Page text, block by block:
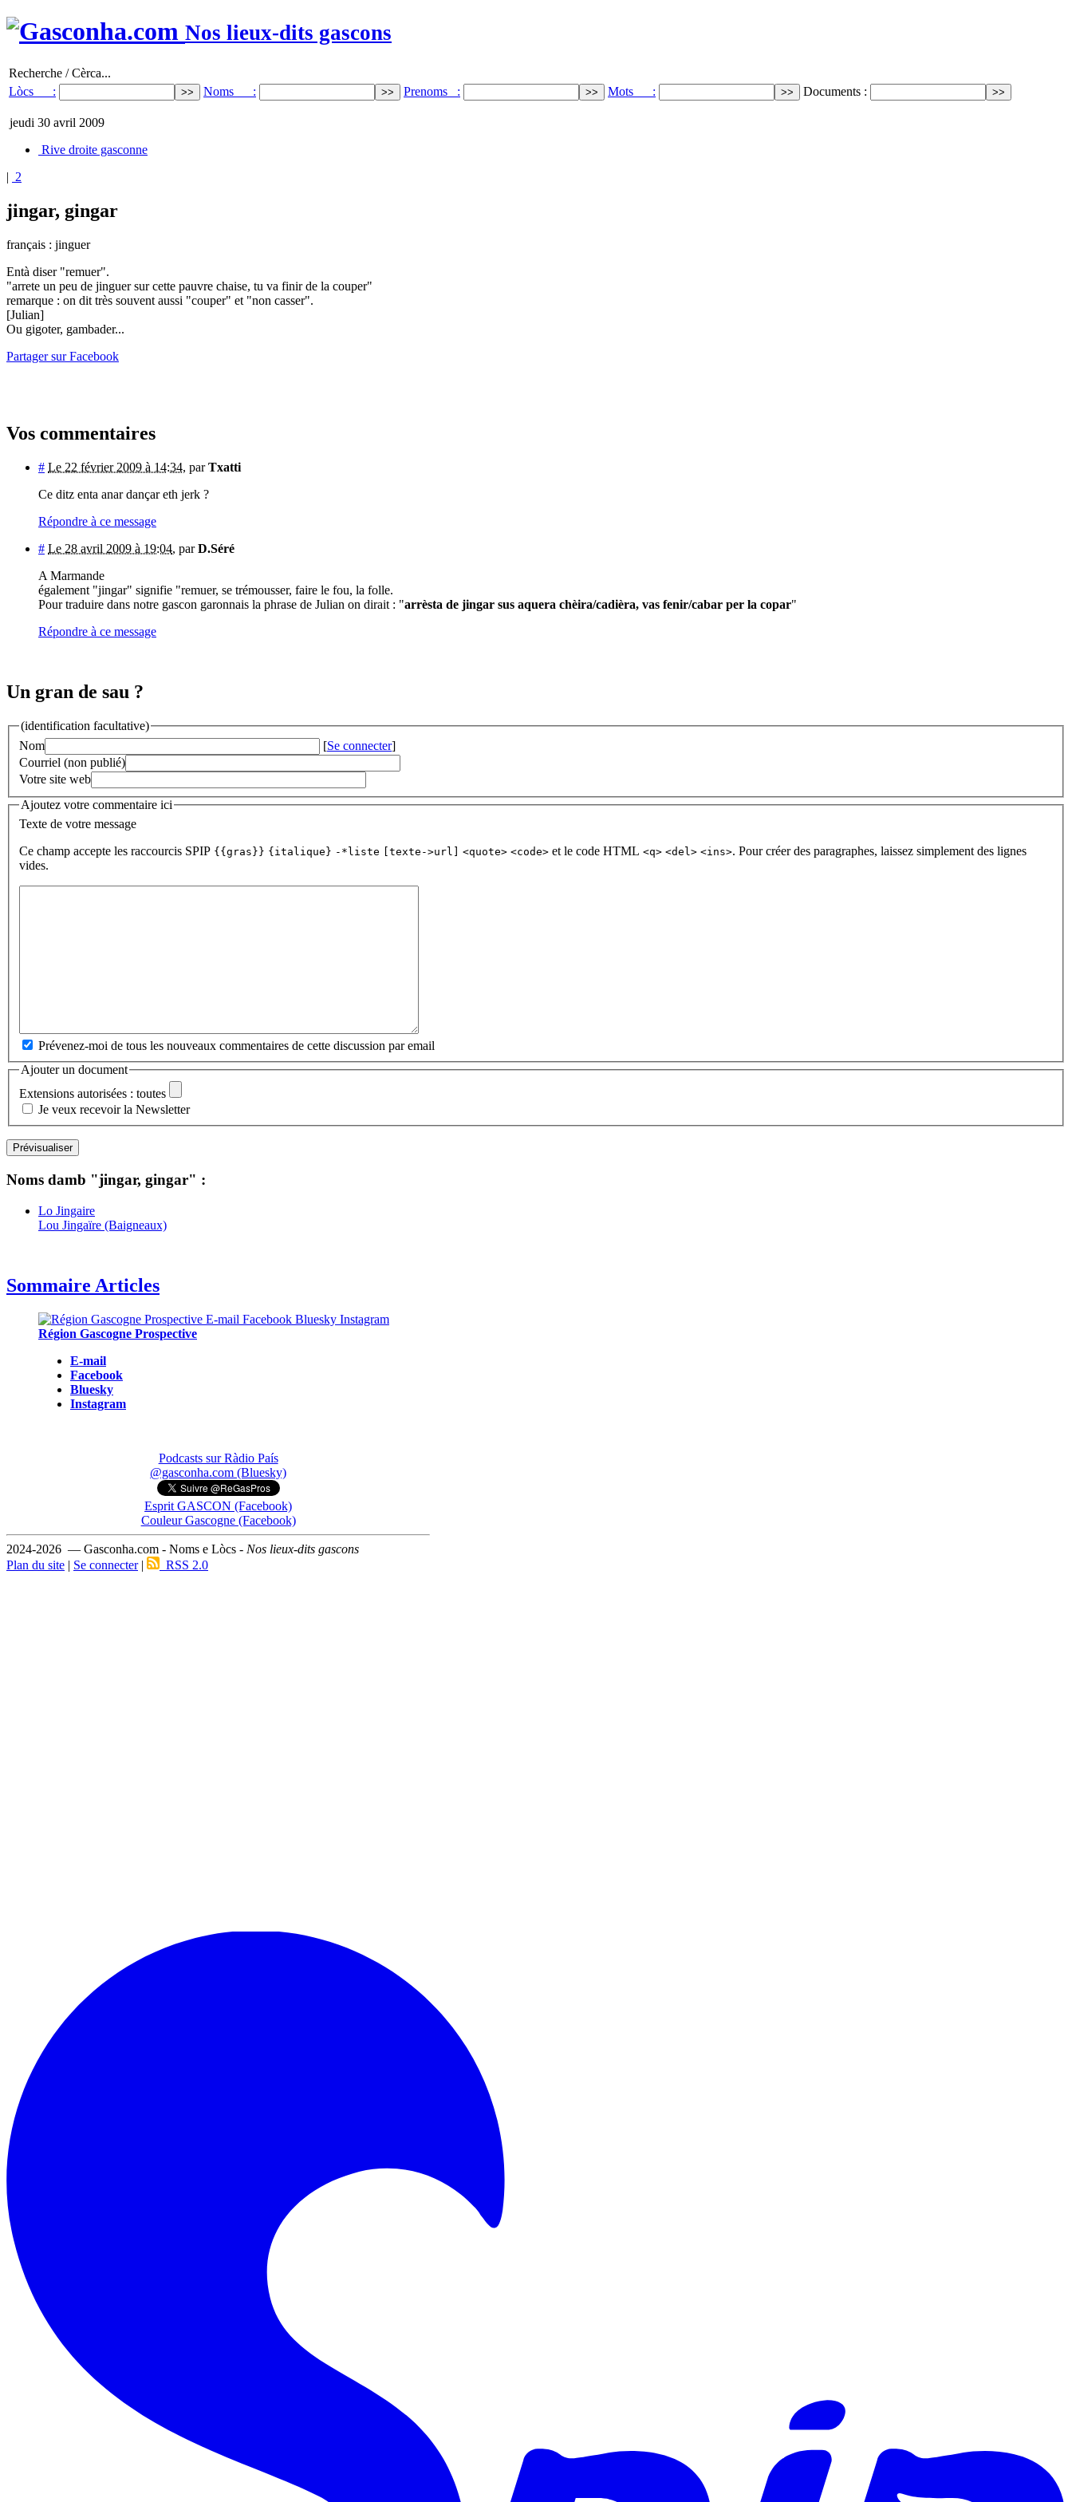
Nos lieux-dits gascons
Recherche / Cèrca...
Lòcs :
Noms : Prenoms : Mots : Documents :
jeudi 30 avril 2009
Rive droite gasconne
| 2
jingar, gingar
français : jinguer
Entà diser "remuer".
"arrete un peu de jinguer sur cette pauvre chaise, tu va finir de la couper"
remarque : on dit très souvent aussi "couper" et "non casser".
[Julian]
Ou gigoter, gambader...
Partager sur Facebook
Vos commentaires
# Le 22 février 2009 à 14:34, parTxatti
Ce ditz enta anar dançar eth jerk ?
Répondre à ce message
# Le 28 avril 2009 à 19:04, parD.Séré
A Marmande
également "jingar" signifie "remuer, se trémousser, faire le fou, la folle.
Pour traduire dans notre gascon garonnais la phrase de Julian on dirait : "arrèsta de jingar sus aquera chèira/cadièra, vas fenir/cabar per la copar"
Répondre à ce message
Un gran de sau ?
(identification facultative)
Nom
[Se connecter]
Courriel (non publié)
Votre site web
Ajoutez votre commentaire ici
Texte de votre message
Ce champ accepte les raccourcis SPIP {{gras}} {italique} -*liste [texte->url] <quote> <code> et le code HTML <q> <del> <ins>. Pour créer des paragraphes, laissez simplement des lignes
vides.
Prévenez-moi de tous les nouveaux commentaires de cette discussion par email
Ajouter un document
Extensions autorisées : toutes
Je veux recevoir la Newsletter
Noms damb "jingar, gingar" :
Lo Jingaire
Lou Jingaïre (Baigneaux)
Sommaire Articles
Région Gascogne Prospective
E-mail
Facebook
Bluesky
Instagram
Podcasts sur Ràdio País
@gasconha.com (Bluesky)
Esprit GASCON (Facebook)
Couleur Gascogne (Facebook)
2024-2026 — Gasconha.com - Noms e Lòcs - Nos lieux-dits gascons
Plan du site | Se connecter| RSS 2.0